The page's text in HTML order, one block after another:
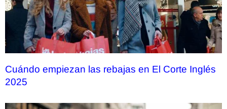
Cuándo empiezan las rebajas en El Corte Inglés
2025